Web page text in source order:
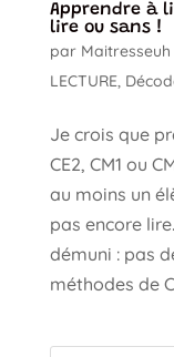
Apprendre à
lire ou sans !
par Maitresseuh
LECTURE,
Je crois que
CE2, CM1 ou
au moins un
pas encore
démuni : pas
méthodes de